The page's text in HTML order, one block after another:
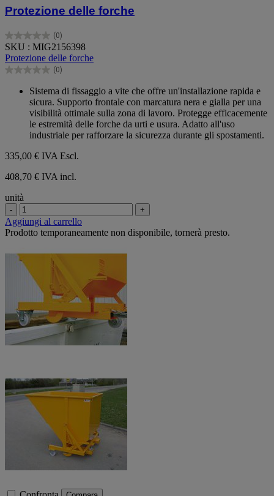
Protezione delle forche
(0)
0.0
su
5
stelle.
SKU : MIG2156398
Protezione delle forche
(0)
0.0
Sistema di fissaggio a vite che offre un'installazione rapida e
sicura. Supporto frontale con marcatura nera e gialla per una
visibilità ottimale sulla zona di lavoro. Protegge efficacemente
le estremità delle forche da urti e usura. Adatto all'uso
industriale per rafforzare la sicurezza durante gli spostamenti.
335,00 € IVA Escl.
408,70 € IVA incl.
unità
- +
Aggiungi al carrello
Prodotto temporaneamente non disponibile, tornerà presto.